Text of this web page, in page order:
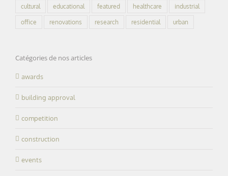
cultural educational featured healthcare industrial
office renovations research residential urban
Catégories de nos articles
awards
building approval
competition
construction
events